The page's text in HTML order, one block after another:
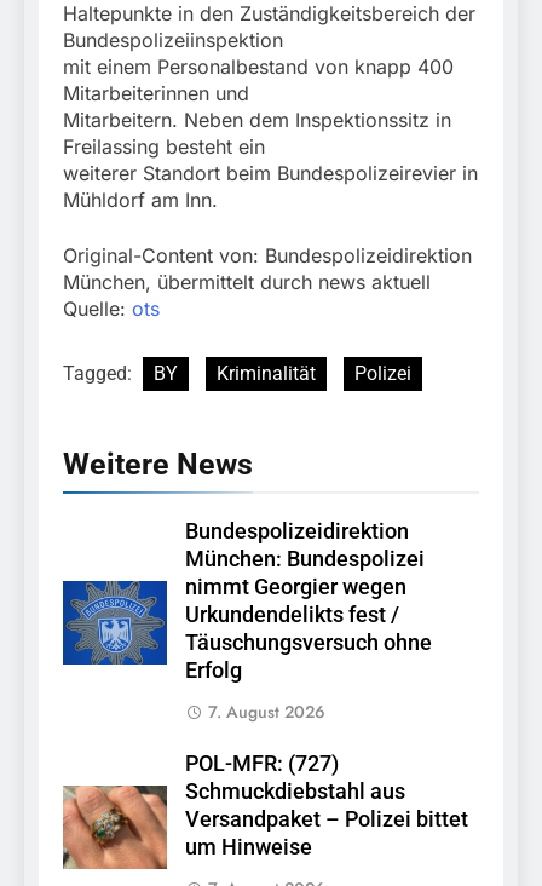
Haltepunkte in den Zuständigkeitsbereich der
Bundespolizeiinspektion
mit einem Personalbestand von knapp 400
Mitarbeiterinnen und
Mitarbeitern. Neben dem Inspektionssitz in
Freilassing besteht ein
weiterer Standort beim Bundespolizeirevier in
Mühldorf am Inn.
Original-Content von: Bundespolizeidirektion
München, übermittelt durch news aktuell
Quelle: ots
Tagged: BY Kriminalität Polizei
Weitere News
Bundespolizeidirektion
München: Bundespolizei
nimmt Georgier wegen
Urkundendelikts fest /
Täuschungsversuch ohne
Erfolg
7. August 2026
POL-MFR: (727)
Schmuckdiebstahl aus
Versandpaket – Polizei bittet
um Hinweise